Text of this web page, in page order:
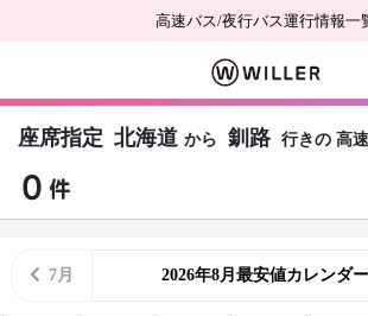
高速バス/夜行バス運行情報一
座席指定 北海道 から 釧路 行きの 高
7月 2026年8月最安値カレンダー